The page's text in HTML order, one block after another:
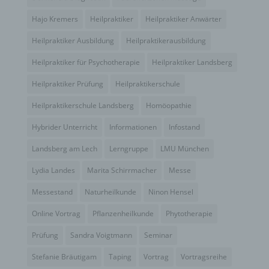
Hajo Kremers Heilpraktiker Heilpraktiker Anwärter
Heilpraktiker Ausbildung Heilpraktikerausbildung
Heilpraktiker für Psychotherapie Heilpraktiker Landsberg
Heilpraktiker Prüfung Heilpraktikerschule
Heilpraktikerschule Landsberg Homöopathie
Hybrider Unterricht Informationen Infostand
Landsberg am Lech Lerngruppe LMU München
Lydia Landes Marita Schirrmacher Messe
Messestand Naturheilkunde Ninon Hensel
Online Vortrag Pflanzenheilkunde Phytotherapie
Prüfung Sandra Voigtmann Seminar
Stefanie Bräutigam Taping Vortrag Vortragsreihe
Verantwortlicher
Verantwortlicher ist die natürliche oder juristische
die allein oder gemeinsam mit anderen über die
personenbezogenen Daten entscheidet. Sind die
Unionsrecht oder das Recht der Mitgliedstaaten
vorgegeben, so kann der Verantwortliche
seiner Benennung nach dem Unionsrecht oder
werden.
h) Auftragsverarbeiter
Auftragsverarbeiter ist eine natürliche oder
andere Stelle, die personenbezogene Daten im